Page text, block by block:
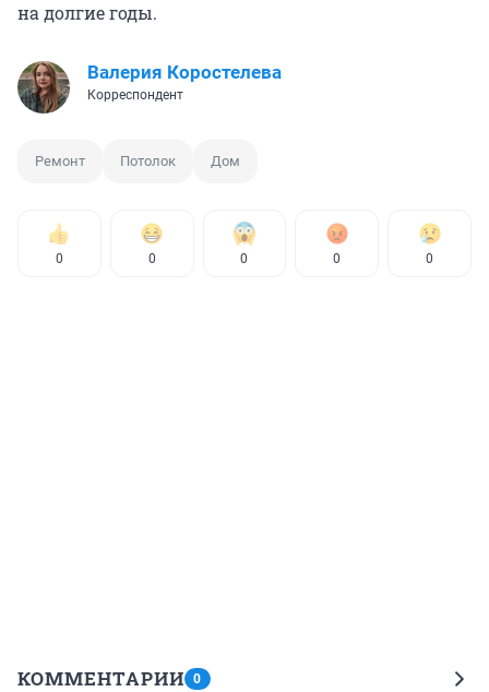
на долгие годы.
Валерия Коростелева
Корреспондент
Ремонт Потолок Дом
0 0 0 0 0
КОММЕНТАРИИ 0